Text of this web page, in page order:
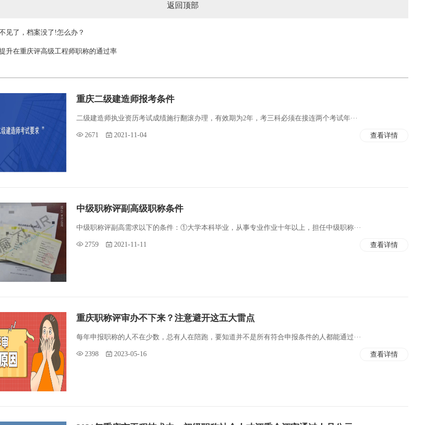
返回顶部
见了，档案没了!怎么办？
升在重庆评高级工程师职称的通过率
重庆二级建造师报考条件
二级建造师执业资历考试成绩施行翻滚办理，有效期为2年，考三科必须在接连两个考试年···
2671 2021-11-04 查看详情
中级职称评副高级职称条件
中级职称评副高需求以下的条件：①大学本科毕业，从事专业作业十年以上，担任中级职称···
2759 2021-11-11 查看详情
重庆职称评审办不下来？注意避开这五大雷点
每年申报职称的人不在少数，总有人在陪跑，要知道并不是所有符合申报条件的人都能通过···
2398 2023-05-16 查看详情